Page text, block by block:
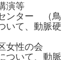
演等
ター （鳥
いて、動脈硬
性の会
ついて、動脈